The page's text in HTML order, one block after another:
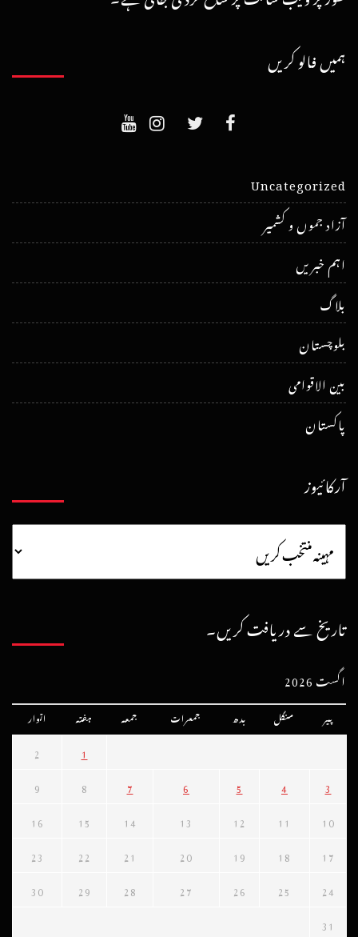
ہمیں فالو کریں
Uncategorized
آزاد جموں و کشمیر
اہم خبریں
بلاگ
بلوچستان
بین الاقوامی
پاکستان
آرکائیوز
تاریخ سے دریافت کریں۔
اگست 2026
پیر منگل بدھ جمعرات جمعہ ہفتہ اتوار
1
2
3
4
5
6
7
8
9
10
11
12
13
14
15
16
17
18
19
20
21
22
23
24
25
26
27
28
29
30
31